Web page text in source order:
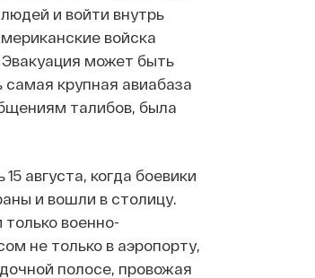
и войти внутрь
войска
может быть
самая крупная авиабаза
талибов, была
августа, когда боевики
и вошли в столицу.
военно-
не только в аэропорту,
полосе, провожая